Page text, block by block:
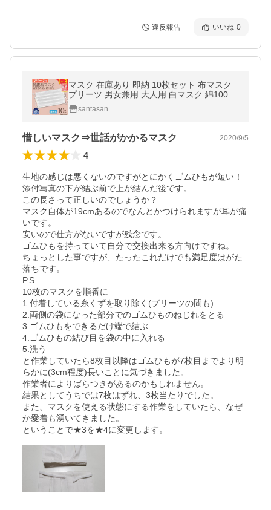
違反報告 いいね 0
マスク 在庫あり 即納 10枚セット 布マスク
プリーツ 男女兼用 大人用 白マスク 綿100％
コットン 布マスク 洗えるマスク
santasan
惜しいマスク⇒世話がかかるマスク 2020/9/5
4
生地の感じは悪くないのですがとにかくゴムひもが短い！
添付写真の下が結ぶ前で上が結んだ後です。
この長さって正しいのでしょうか？
マスク自体が19cmあるのでなんとかつけられますが耳が痛
いです。
安いので仕方がないですが残念です。
ゴムひもを持っていて自分で交換出来る方向けですね。
ちょっとした事ですが、たったこれだけでも満足度はがた
落ちです。
P.S.
10枚のマスクを順番に
1.付着している糸くずを取り除く(プリーツの間も)
2.両側の袋になった部分でのゴムひものねじれをとる
3.ゴムひもをできるだけ端で結ぶ
4.ゴムひもの結び目を袋の中に入れる
5.洗う
と作業していたら8枚目以降はゴムひもが7枚目までより明
らかに(3cm程度)長いことに気づきました。
作業者によりばらつきがあるのかもしれません。
結果としてうちでは7枚はずれ、3枚当たりでした。
また、マスクを使える状態にする作業をしていたら、なぜ
か愛着も湧いてきました。
ということで★3を★4に変更します。